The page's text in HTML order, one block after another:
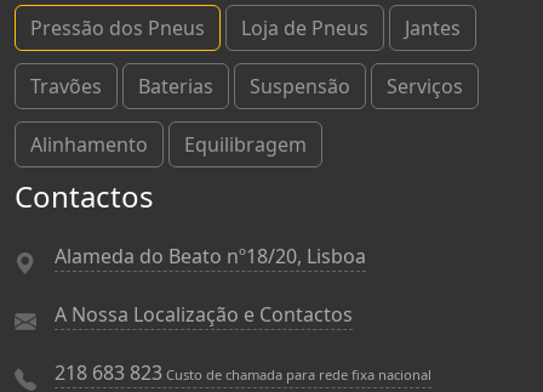
Pressão dos Pneus Loja de Pneus Jantes
Travões Baterias Suspensão Serviços
Alinhamento Equilibragem
Contactos
Alameda do Beato nº18/20, Lisboa
A Nossa Localização e Contactos
218 683 823 Custo de chamada para rede fixa nacional